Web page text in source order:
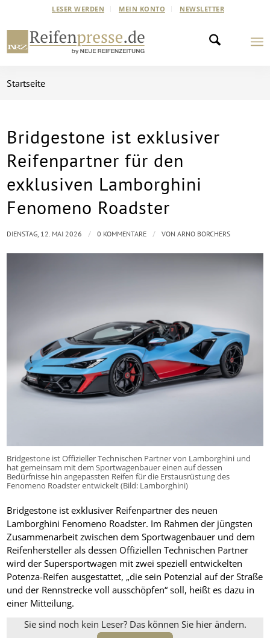
LESER WERDEN MEIN KONTO NEWSLETTER
Startseite
Bridgestone ist exklusiver
Reifenpartner für den
exklusiven Lamborghini
Fenomeno Roadster
Bridgestone ist Offizieller Technischen Partner von Lamborghini und
hat gemeinsam mit dem Sportwagenbauer einen auf dessen
Bedürfnisse hin angepassten Reifen für die Erstausrüstung des
Fenomeno Roadster entwickelt (Bild: Lamborghini)
Bridgestone ist exklusiver Reifenpartner des neuen
Lamborghini Fenomeno Roadster. Im Rahmen der jüngsten
Zusammenarbeit zwischen dem Sportwagenbauer und dem
Reifenhersteller als dessen Offiziellen Technischen Partner
wird der Supersportwagen mit zwei speziell entwickelten
Potenza-Reifen ausgestattet, „die sein Potenzial auf der Straße
und der Rennstrecke voll ausschöpfen“ soll, heißt es dazu in
einer Mitteilung.
Sie sind noch kein Leser? Das können Sie hier ändern.
DIENSTAG, 12. MAI 2026 / 0 KOMMENTARE / VONARNO BORCHERS